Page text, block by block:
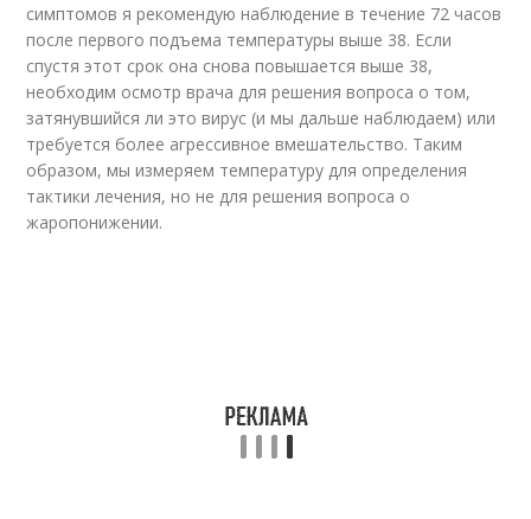
симптомов я рекомендую наблюдение в течение 72 часов
после первого подъема температуры выше 38. Если
спустя этот срок она снова повышается выше 38,
необходим осмотр врача для решения вопроса о том,
затянувшийся ли это вирус (и мы дальше наблюдаем) или
требуется более агрессивное вмешательство. Таким
образом, мы измеряем температуру для определения
тактики лечения, но не для решения вопроса о
жаропонижении.